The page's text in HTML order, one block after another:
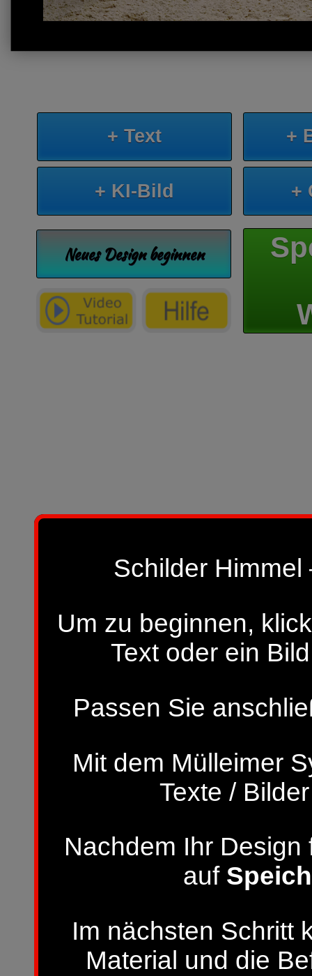
+ Text +
+ KI-Bild +
Neues Design beginnen
Schilder
Um zu beginnen,
Text oder ein
Passen Sie
Mit dem Mülleimer
Texte /
Nachdem Ihr
auf
Im nächsten Schritt
Material und die